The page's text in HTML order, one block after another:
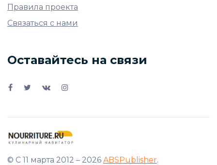
Правила проекта
Связаться с нами
Оставайтесь на связи
© С 11 марта 2012 – 2026 ABSPublisher.